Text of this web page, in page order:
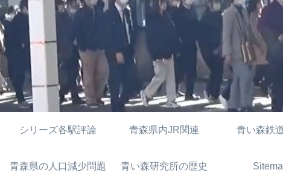
シリーズ各駅評論 青森県内JR関連 青い森鉄
青森県の人口減少問題 青い森研究所の歴史